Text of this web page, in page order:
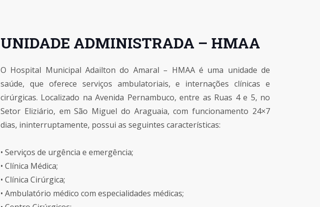
UNIDADE ADMINISTRADA – HMAA
O Hospital Municipal Adailton do Amaral – HMAA é uma unidade de
saúde, que oferece serviços ambulatoriais, e internações clínicas e
cirúrgicas. Localizado na Avenida Pernambuco, entre as Ruas 4 e 5, no
Setor Eliziário, em São Miguel do Araguaia, com funcionamento 24×7
dias, ininterruptamente, possui as seguintes características:
• Serviços de urgência e emergência;
• Clínica Médica;
• Clínica Cirúrgica;
• Ambulatório médico com especialidades médicas;